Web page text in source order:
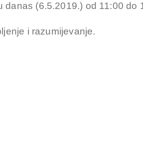
danas (6.5.2019.) od 11:00
i razumijevanje.